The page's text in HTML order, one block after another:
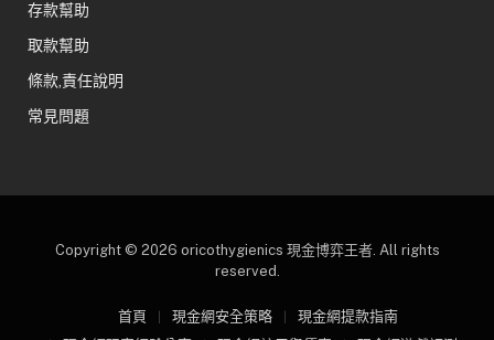
存款幫助
取款幫助
條款,責任說明
常見問題
Copyright © 2026 oricothygienics 現金博弈王者. All rights
reserved.
首頁 現金網安全策略
現金網提款指南